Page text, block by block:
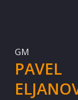
GM
PAVEL